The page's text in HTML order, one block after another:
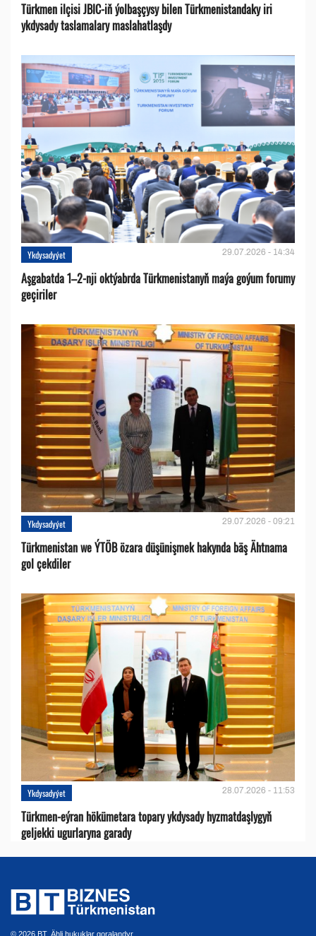
Türkmen ilçisi JBIC-iň ýolbaşçysy bilen Türkmenistandaky iri
ykdysady taslamalary maslahatlaşdy
Ykdysadyýet 29.07.2026 - 14:34
Aşgabatda 1–2-nji oktýabrda Türkmenistanyň maýa goýum forumy
geçiriler
Ykdysadyýet 29.07.2026 - 09:21
Türkmenistan we ÝTÖB özara düşünişmek hakynda bäş Ähtnama
gol çekdiler
Ykdysadyýet 28.07.2026 - 11:53
Türkmen-eýran hökümetara topary ykdysady hyzmatdaşlygyň
geljekki ugurlaryna garady
© 2026 BT. Ähli hukuklar goralandyr.